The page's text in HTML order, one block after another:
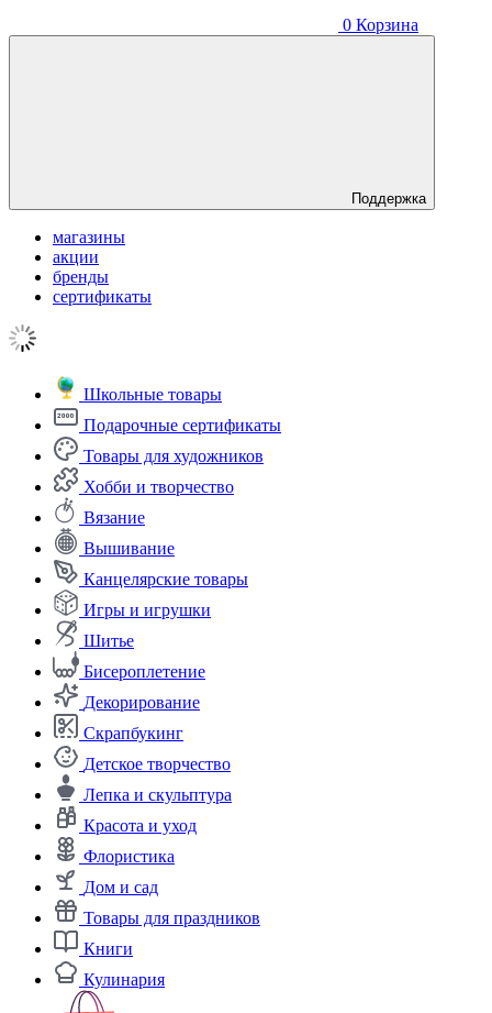
0 Корзина
Поддержка
магазины
акции
бренды
сертификаты
Школьные товары
Подарочные сертификаты
Товары для художников
Хобби и творчество
Вязание
Вышивание
Канцелярские товары
Игры и игрушки
Шитье
Бисероплетение
Декорирование
Скрапбукинг
Детское творчество
Лепка и скульптура
Красота и уход
Флористика
Дом и сад
Товары для праздников
Книги
Кулинария